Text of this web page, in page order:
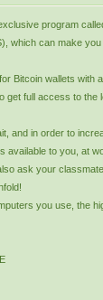
program
which can make you
Bitcoin wallets with
get full access to the
and in order to
available to you, at
ask your
you use, the